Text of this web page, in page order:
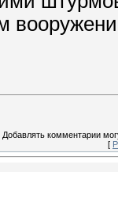
Добавлять комментарии
[